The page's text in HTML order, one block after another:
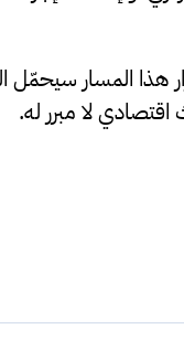
هذا المسار
لا مبرر له.